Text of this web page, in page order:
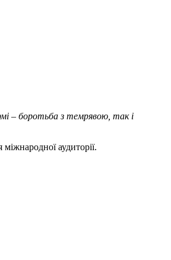
– боротьба з темрявою, так і
аудиторії.